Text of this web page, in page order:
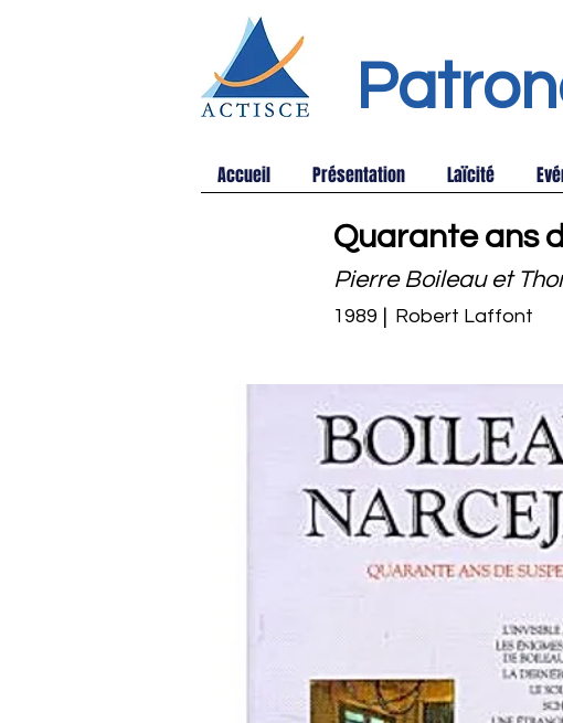
Accueil Présentation Laïcité
Quarante ans
Pierre Boileau et
1989 Robert Laffont